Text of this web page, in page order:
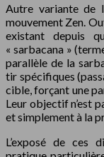
Autre variante de
mouvement Zen.
existant depuis
« sarbacana »
parallèle de la
tir spécifiques
cible, forçant une
Leur objectif n’est
et simplement à la
L’exposé de ces